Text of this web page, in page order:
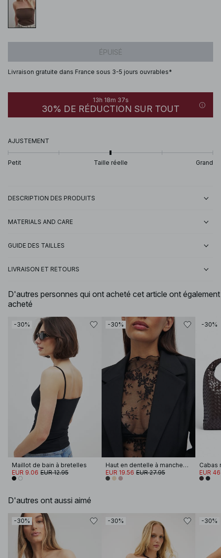
ÉPUISÉ
Livraison gratuite dans France sous 3-5 jours ouvrables*
13h 18m 37s
30% DE RÉDUCTION SUR TOUT
AJUSTEMENT
Petit Taille réelle Grand
DESCRIPTION DES PRODUITS
MATERIALS AND CARE
GUIDE DES TAILLES
LIVRAISON ET RETOURS
D'autres personnes qui ont acheté cet article ont également
acheté
-30%
Maillot de bain à bretelles
EUR 9.06 EUR 12.95
-30%
Haut en dentelle à manches longues
EUR 19.56 EUR 27.95
-30%
Cabas
EUR
D'autres ont aussi aimé
-30% -30% -30%